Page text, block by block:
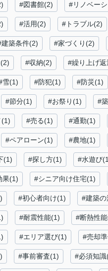
#図書館(2) #リノベー
#活用(2) #トラブル(2)
建築条件(2) #家づくり(2)
#収納(2) #繰り上げ返
雪(1) #防犯(1) #防災(1)
#節分(1) #お祭り(1) #
(1) #売る(1) #通勤(1)
#ペアローン(1) #農地(1)
(1) #探し方(1) #水遊び
果(1) #シニア向け住宅(1)
#初心者向け(1) #建築
#耐震性能(1) #断熱性
#エリア選び(1) #売却
#事前審査(1) #必須知識